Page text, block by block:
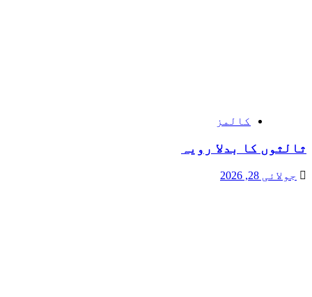
کالمز
ثالثوں کا بدلا رویہ
جولائی 28, 2026